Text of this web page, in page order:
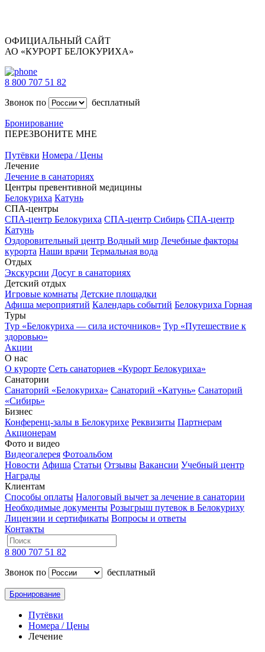
ОФИЦИАЛЬНЫЙ САЙТ
АО «КУРОРТ БЕЛОКУРИХА»
8 800 707 51 82
Звонок по
бесплатный
Бронирование
ПЕРЕЗВОНИТЕ МНЕ
Путёвки Номера / Цены
Лечение
Лечение в санаториях
Центры превентивной медицины
Белокуриха Катунь
СПА-центры
СПА-центр Белокуриха СПА-центр Сибирь СПА-центр
Катунь
Оздоровительный центр Водный мир Лечебные факторы
курорта Наши врачи Термальная вода
Отдых
Экскурсии Досуг в санаториях
Детский отдых
Игровые комнаты Детские площадки
Афиша мероприятий Календарь событий Белокуриха Горная
Туры
Тур «Белокуриха — сила источников» Тур «Путешествие к
здоровью»
Акции
О нас
О курорте Сеть санаториев «Курорт Белокуриха»
Санатории
Санаторий «Белокуриха» Санаторий «Катунь» Санаторий
«Сибирь»
Бизнес
Конференц-залы в Белокурихе Реквизиты Партнерам
Акционерам
Фото и видео
Видеогалерея Фотоальбом
Новости Афиша Статьи Отзывы Вакансии Учебный центр
Награды
Клиентам
Способы оплаты Налоговый вычет за лечение в санатории
Необходимые документы Розыгрыш путевок в Белокуриху
Лицензии и сертификаты Вопросы и ответы
Контакты
8 800 707 51 82
Звонок по
бесплатный
Бронирование
Путёвки
Номера / Цены
Лечение